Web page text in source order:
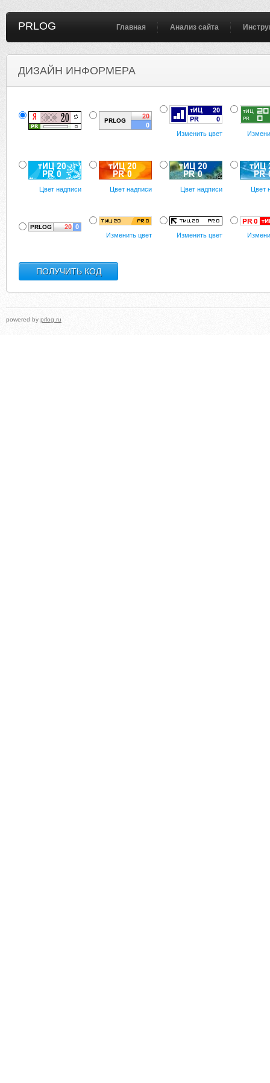
PRLOG Главная Анализ сайта
ДИЗАЙН ИНФОРМЕРА
Изменить цвет
Цвет надписи Цвет надписи Цвет надписи Цвет
Изменить цвет Изменить цвет
powered by prlog.ru